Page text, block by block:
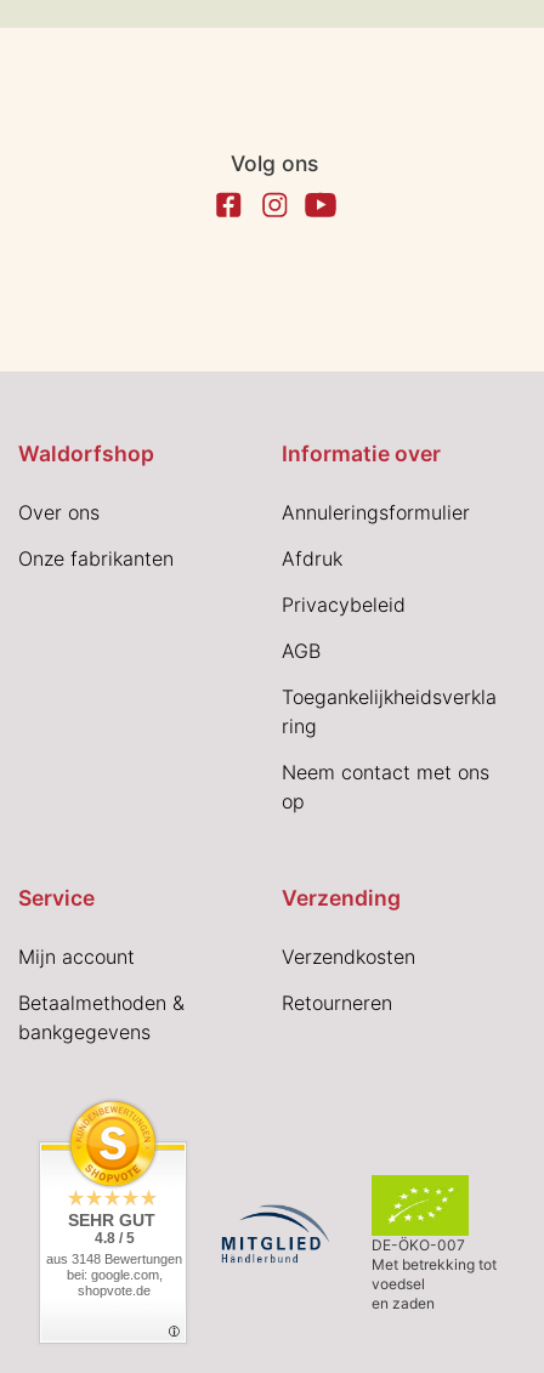
Volg ons
Waldorfshop
Over ons
Onze fabrikanten
Informatie over
Annuleringsformulier
Afdruk
Privacybeleid
AGB
Toegankelijkheidsverkla
ring
Neem contact met ons
op
Service
Mijn account
Betaalmethoden &
bankgegevens
Verzending
Verzendkosten
Retourneren
SEHR GUT
4.8 / 5
aus 3148 Bewertungen
bei: google.com,
shopvote.de
DE-ÖKO-007
Met betrekking tot
voedsel
en zaden